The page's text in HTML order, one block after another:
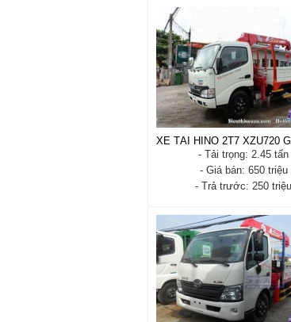
- Xuất xứ: Nhật Bản
- Tình trạng: mới 100% -
satxi
- Năm sản xuất: 2020 -
- Tải trọng: 1.2 tấn
- Trả trước: 200 triệu
Xem chi tiết Đặt hàng
- Tải trọng: 2.45 tấn
- Giá bán: 650 triệu
- Trả trước: 250 triệu
CẨU UNIC VT290
- Xuất xứ: Nhật Bản
- Tình trạng: Cabin Satxi -
100%
- Năm sản xuất: 2020
- Tải trọng: 2.45 tấn
- Trả trước: 250 triệu